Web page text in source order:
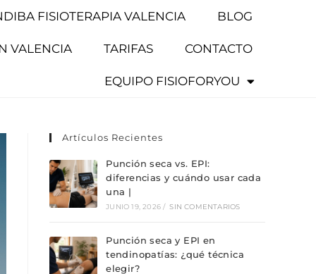
FISIOTERAPIA VALENCIA BLOG
VALENCIA TARIFAS CONTACTO
EQUIPO FISIOFORYOU
Artículos Recientes
Punción seca vs. EPI:
diferencias y cuándo usar cada
una |
JUNIO 19, 2026 / SIN COMENTARIOS
Punción seca y EPI en
tendinopatías: ¿qué técnica
elegir?